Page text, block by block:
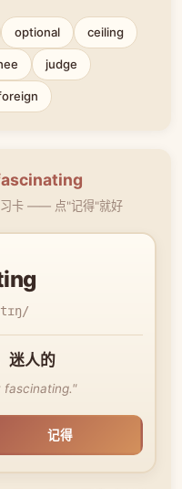
optional ceiling
judge
习卡 —— 点"记得"就好
迷人的
fascinating."
记得